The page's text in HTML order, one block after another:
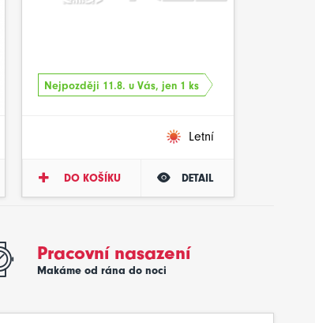
Nejpozději 11.8. u Vás, jen 1 ks
Letní
DO KOŠÍKU DETAIL
Pracovní nasazení
Makáme od rána do noci